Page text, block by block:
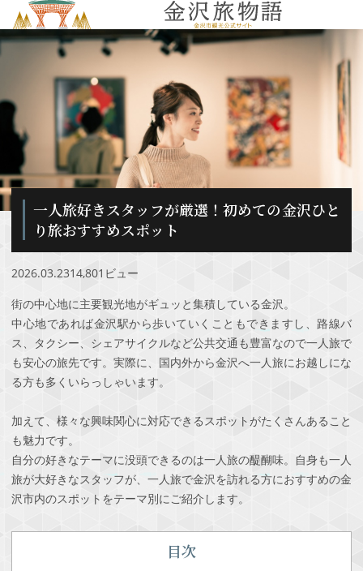
一人旅好きスタッフが厳選！初めての金沢ひと
り旅おすすめスポット
街の中心地に主要観光地がギュッと集積している金沢。
中心地であれば金沢駅から歩いていくこともできますし、路線バ
ス、タクシー、シェアサイクルなど公共交通も豊富なので一人旅で
も安心の旅先です。実際に、国内外から金沢へ一人旅にお越しにな
る方も多くいらっしゃいます。
加えて、様々な興味関心に対応できるスポットがたくさんあること
も魅力です。
自分の好きなテーマに没頭できるのは一人旅の醍醐味。自身も一人
旅が大好きなスタッフが、一人旅で金沢を訪れる方におすすめの金
沢市内のスポットをテーマ別にご紹介します。
2026.03.2314,801ビュー
目次